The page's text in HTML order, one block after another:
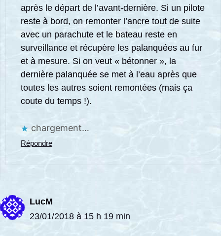
après le départ de l’avant-dernière. Si un pilote
reste à bord, on remonter l’ancre tout de suite
avec un parachute et le bateau reste en
surveillance et récupère les palanquées au fur
et à mesure. Si on veut « bétonner », la
dernière palanquée se met à l’eau après que
toutes les autres soient remontées (mais ça
coute du temps !).
chargement…
Répondre
LucM
23/01/2018 à 15 h 19 min